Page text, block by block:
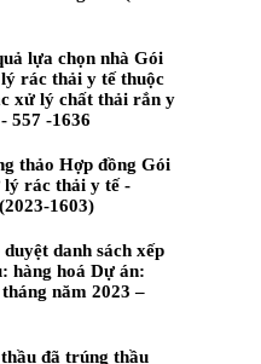
lựa chọn nhà Gói
rác thải y tế thuộc
xử lý chất thải rắn y
557 -1636
thảo Hợp đồng Gói
lý rác thải y tế -
1603)
danh sách xếp
hàng hoá Dự án:
năm 2023 –
đã trúng thầu